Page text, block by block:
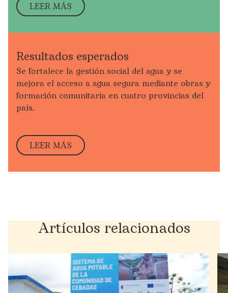
LEER MÁS
Resultados esperados
Se fortalece la gestión social del agua y se
mejora el acceso a agua segura mediante obras y
formación comunitaria en cuatro provincias del
país.
LEER MÁS
Artículos relacionados